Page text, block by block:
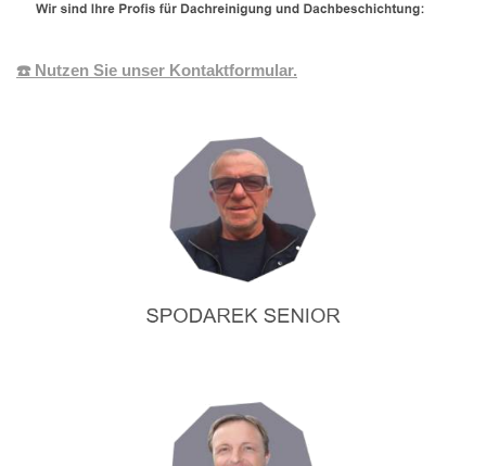
☎️ Nutzen Sie unser Kontaktformular.